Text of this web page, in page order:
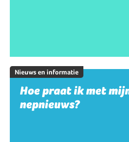
Nieuws en informatie
Hoe praat ik met
nepnieuws?